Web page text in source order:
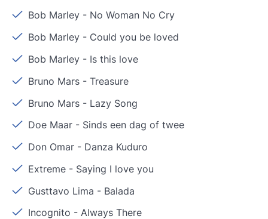
Bob Marley - No Woman No Cry
Bob Marley - Could you be loved
Bob Marley - Is this love
Bruno Mars -Treasure
Bruno Mars - Lazy Song
Doe Maar - Sinds een dag of twee
Don Omar - Danza Kuduro
Extreme - Saying I love you
Gusttavo Lima - Balada
Incognito -Always There